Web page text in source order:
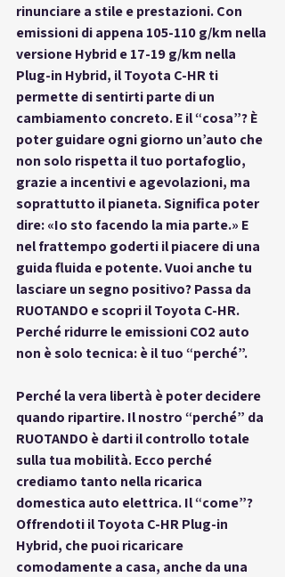
rinunciare a stile e prestazioni. Con
emissioni di appena 105-110 g/km nella
versione Hybrid e 17-19 g/km nella
Plug-in Hybrid, il Toyota C-HR ti
permette di sentirti parte di un
cambiamento concreto. E il “cosa”? È
poter guidare ogni giorno un’auto che
non solo rispetta il tuo portafoglio,
grazie a incentivi e agevolazioni, ma
soprattutto il pianeta. Significa poter
dire: «Io sto facendo la mia parte.» E
nel frattempo goderti il piacere di una
guida fluida e potente. Vuoi anche tu
lasciare un segno positivo? Passa da
RUOTANDO e scopri il Toyota C-HR.
Perché ridurre le emissioni CO2 auto
non è solo tecnica: è il tuo “perché”.
Perché la vera libertà è poter decidere
quando ripartire. Il nostro “perché” da
RUOTANDO è darti il controllo totale
sulla tua mobilità. Ecco perché
crediamo tanto nella ricarica
domestica auto elettrica. Il “come”?
Offrendoti il Toyota C-HR Plug-in
Hybrid, che puoi ricaricare
comodamente a casa, anche da una